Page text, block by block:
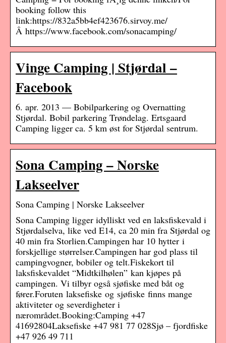
booking follow this
link:https://832a5bb4ef423676.sirvoy.me/
Â https://www.facebook.com/sonacamping/
Vinge Camping | Stjørdal –
Facebook
6. apr. 2013 — Bobilparkering og Overnatting
Stjørdal. Bobil parkering Trøndelag. Ertsgaard
Camping ligger ca. 5 km øst for Stjørdal sentrum.
Sona Camping – Norske
Lakseelver
Sona Camping | Norske Lakseelver
Sona Camping ligger idylliskt ved en laksfiskevald i
Stjørdalselva, like ved E14, ca 20 min fra Stjørdal og
40 min fra Storlien.Campingen har 10 hytter i
forskjellige størrelser.Campingen har god plass til
campingvogner, bobiler og telt.Fiskekort til
laksfiskevaldet “Midtkilhølen” kan kjøpes på
campingen. Vi tilbyr også sjøfiske med båt og
fører.Foruten laksefiske og sjøfiske finns mange
aktiviteter og severdigheter i
nærområdet.Booking:Camping +47
41692804Laksefiske +47 981 77 028Sjø – fjordfiske
+47 926 49 711